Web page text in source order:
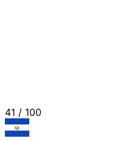
41 / 100